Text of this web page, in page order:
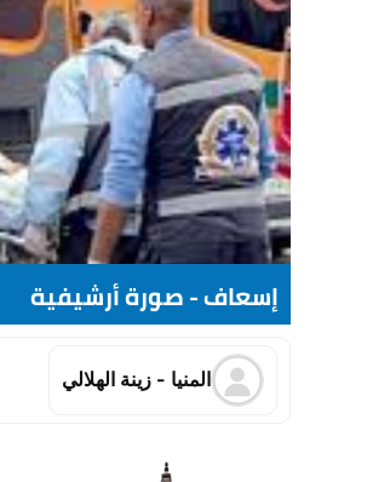
إسعاف - صورة أرشيفية
المنيا - زينة الهلالي